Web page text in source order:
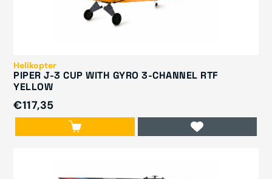
Helikopter
PIPER J-3 CUP WITH GYRO 3-CHANNEL RTF
YELLOW
€117,35